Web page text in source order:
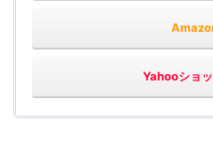
Yahooショ